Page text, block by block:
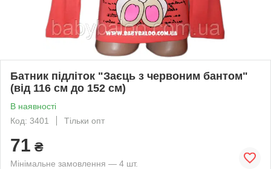
Батник підліток "Заєць з червоним бантом"
(від 116 см до 152 см)
В наявності
Код: 3401
Тільки опт
71 ₴
Мінімальне замовлення — 4 шт.